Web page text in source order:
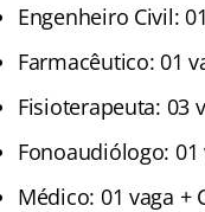
Engenheiro Civil:
Farmacêutico: 01
Fisioterapeuta: 03
Fonoaudiólogo: 01
Médico: 01 vaga +